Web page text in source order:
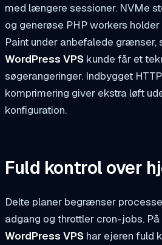
med længere sessioner. NVMe
og generøse PHP workers
Paint under anbefalede grænser,
WordPress VPS kunde får et
søgerangeringer. Indbygget
komprimering giver ekstra løft
konfiguration.
Fuld kontrol over
Delte planer begrænser
adgang og throttler cron-jobs. På
WordPress VPS har ejeren fuld